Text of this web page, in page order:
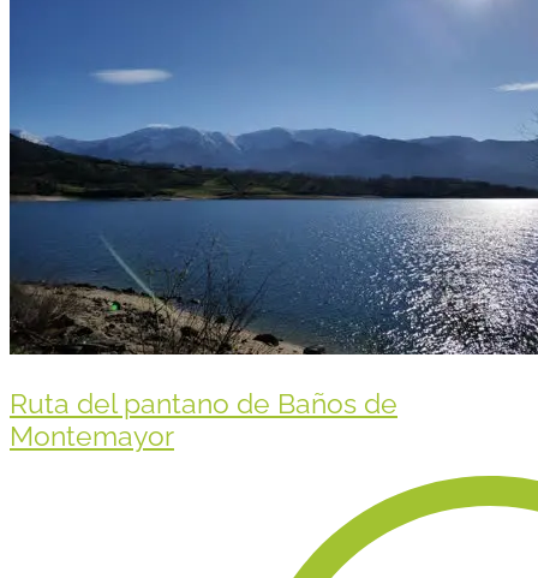
Ruta del pantano de Baños de
Montemayor